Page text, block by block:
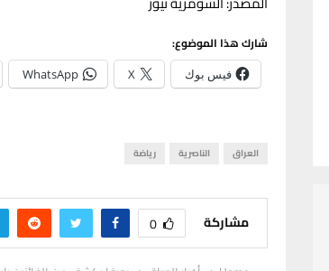
شارك هذا الموضوع:
فيس بوك X
WhatsApp
العراق الناصرية رياضة
مشاركة 0